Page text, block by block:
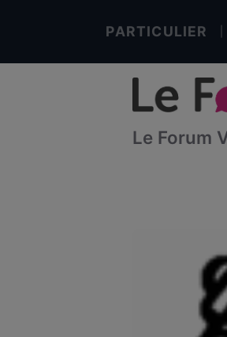
PARTICULIER
Le Forum